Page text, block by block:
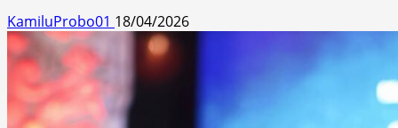
KamiluProbo01 18/04/2026